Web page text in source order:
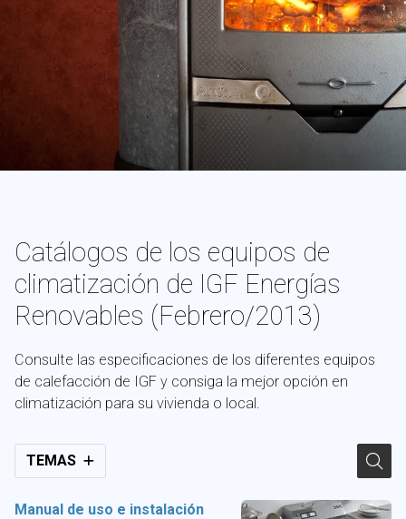
Catálogos de los equipos de
climatización de IGF Energías
Renovables (Febrero/2013)
Consulte las especificaciones de los diferentes equipos
de calefacción de IGF y consiga la mejor opción en
climatización para su vivienda o local.
TEMAS
Manual de uso e instalación